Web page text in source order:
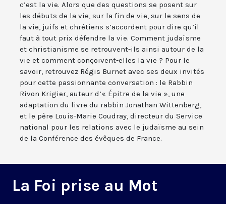
c’est la vie. Alors que des questions se posent sur
les débuts de la vie, sur la fin de vie, sur le sens de
la vie, juifs et chrétiens s’accordent pour dire qu’il
faut à tout prix défendre la vie. Comment judaïsme
et christianisme se retrouvent-ils ainsi autour de la
vie et comment conçoivent-elles la vie ? Pour le
savoir, retrouvez Régis Burnet avec ses deux invités
pour cette passionnante conversation : le Rabbin
Rivon Krigier, auteur d’« Épitre de la vie », une
adaptation du livre du rabbin Jonathan Wittenberg,
et le père Louis-Marie Coudray, directeur du Service
national pour les relations avec le judaïsme au sein
de la Conférence des évêques de France.
La Foi prise au Mot